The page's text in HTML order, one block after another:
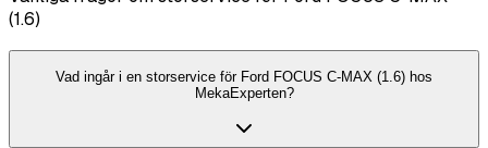
(1.6)
Vad ingår i en storservice för Ford FOCUS C-MAX (1.6) hos
MekaExperten?